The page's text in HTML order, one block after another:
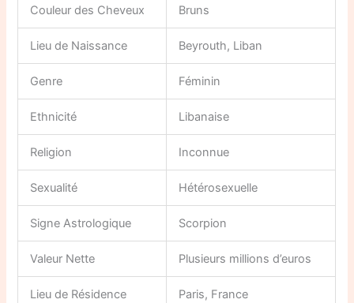
Couleur des Cheveux Bruns
Lieu de Naissance Beyrouth, Liban
Genre Féminin
Ethnicité Libanaise
Religion Inconnue
Sexualité Hétérosexuelle
Signe Astrologique Scorpion
Valeur Nette Plusieurs millions d’euros
Lieu de Résidence Paris, France